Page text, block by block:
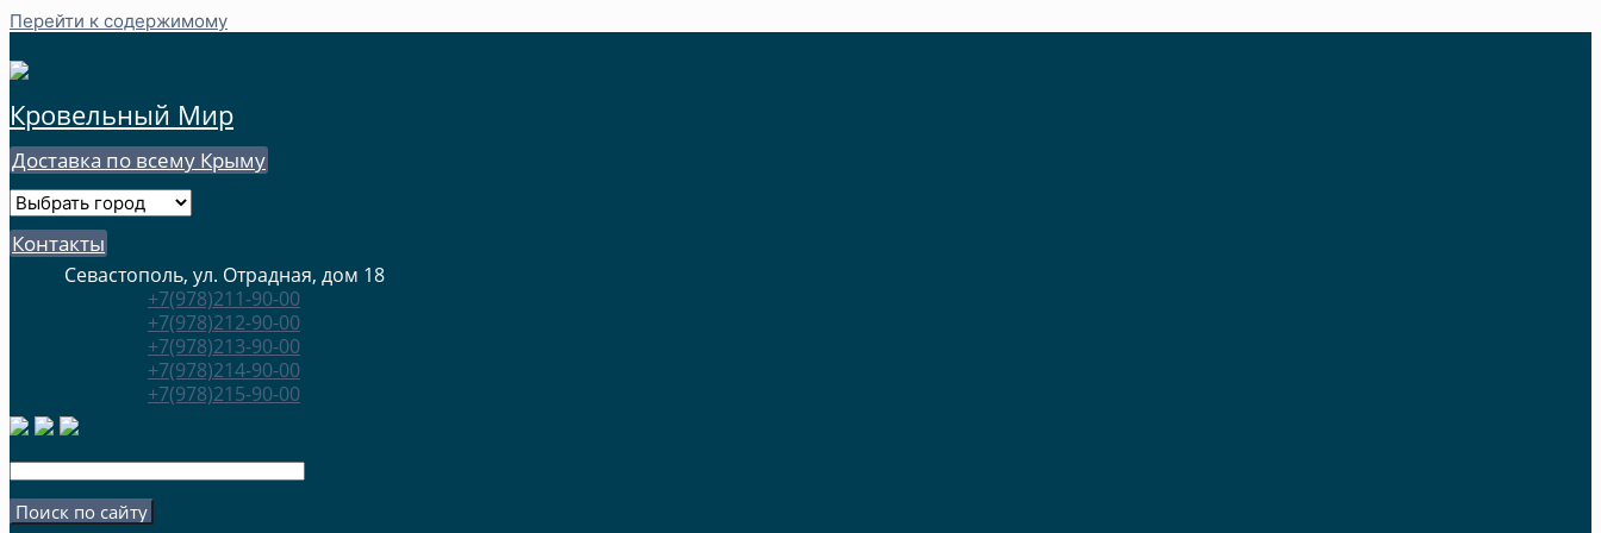
Перейти к содержимому
Кровельный Мир
Доставка по всему Крыму
Контакты
Севастополь, ул. Отрадная, дом 18
+7(978)211-90-00
+7(978)212-90-00
+7(978)213-90-00
+7(978)214-90-00
+7(978)215-90-00